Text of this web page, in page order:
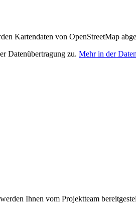
Kartendaten von OpenStreetMap
Datenübertragung zu. Mehr in der
Ihnen vom Projektteam